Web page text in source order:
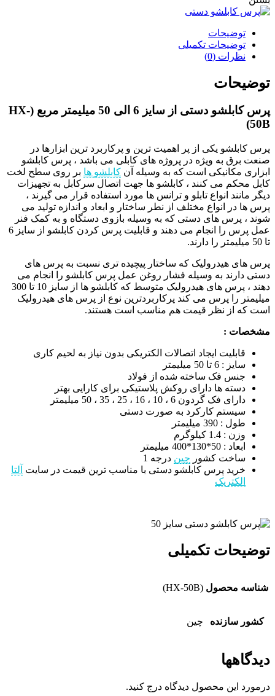
توضیحات
توضیحات تکمیلی
نظرات (0)
توضیحات
پرس کابلشو دستی از سایز 6 الی 50 میلیمتر مربع (HX-
50B)
پرس کابلشو یکی از پر اهمیت ترین و پرکاربرد ترین ابزارها در
صنعت برق به ویژه در پروژه های کابلی می باشد ، پرس کابلشو
ابزاری مکانیکی است که به وسیله آن کابلشو ها بر روی سطح لخت
کابل محکم می کنند ، کابلشو ها جهت اتصال سرکابل به تجهیزات
دیگر مانند انواع تابلو و ترانس ها مورد استفاده قرار می گیرند ،
پرس ها در انواع مختلف از نطر ساختار و ابعاد و اندازه تولید می
شوند ، پرس های دستی که به وسیله بازوی دستگاه و به کمک فنر
عمل پرس را انجام می دهند و قابلیت پرس کردن کابلشو از سایز 6
تا 50 میلیمتر را دارند.
پرس های هیدرولیک که ساختار پیچیده تری نسبت به پرس های
دستی دارند به وسیله فشار روغن عمل پرس کابلشو را انجام می
دهند ، پرس های هیدرولیک متوسط که کابلشو ها از سایز 10 تا 300
میلیمتر را پرس می کند پرکاربردترین نوع از پرس های هیدرولیک
است که از نظر قیمت هم مناسب است هستند.
مشخصات :
قابلیت ایجاد اتصالات الکتریکی بدون نیاز به لحیم کاری
سایز : 6 تا 50 میلیمتر
جنس فک ساخته شده از فولاد
دسته ها دارای روکش پلاستیکی برای کارایی بهتر
دارای فک گردون 6 ، 10 ، 16 ، 25 ، 35 ، 50 میلیمتر
سیستم کارکرد به صورت دستی
طول : 390 میلیمتر
وزن : 1.4 کیلوگرم
ابعاد : 50*130*400 میلیمتر
ساخت کشور چین درجه 1
خرید پرس کابلشو دستی با مناسب ترین قیمت در سایت آلتا
الکتریک
توضیحات تکمیلی
شناسه محصول (HX-50B)
کشور سازنده چین
دیدگاهها
درمورد این محصول دیدگاه درج کنید.